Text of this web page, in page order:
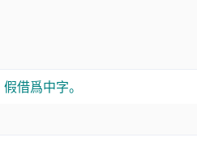
借爲中字。